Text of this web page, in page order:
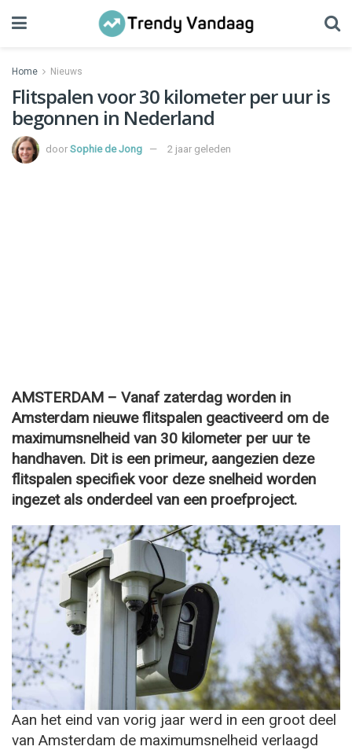
Home Nieuws
Flitspalen voor 30 kilometer per uur is
begonnen in Nederland
door Sophie de Jong 2 jaar geleden
AMSTERDAM – Vanaf zaterdag worden in
Amsterdam nieuwe flitspalen geactiveerd om de
maximumsnelheid van 30 kilometer per uur te
handhaven. Dit is een primeur, aangezien deze
flitspalen specifiek voor deze snelheid worden
ingezet als onderdeel van een proefproject.
Aan het eind van vorig jaar werd in een groot deel
van Amsterdam de maximumsnelheid verlaagd